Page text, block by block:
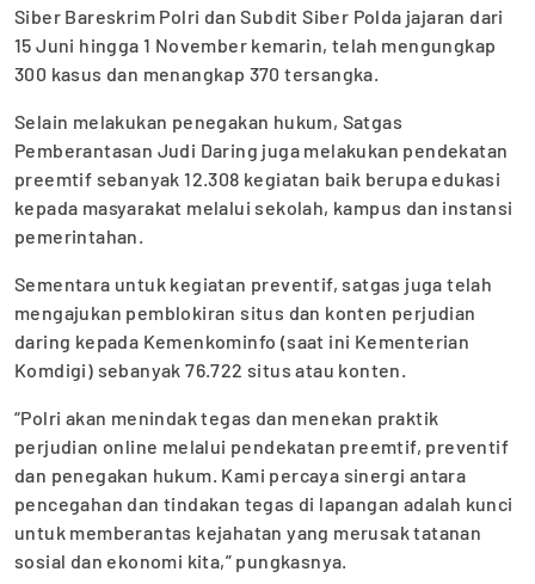
Siber Bareskrim Polri dan Subdit Siber Polda jajaran dari
15 Juni hingga 1 November kemarin, telah mengungkap
300 kasus dan menangkap 370 tersangka.
Selain melakukan penegakan hukum, Satgas
Pemberantasan Judi Daring juga melakukan pendekatan
preemtif sebanyak 12.308 kegiatan baik berupa edukasi
kepada masyarakat melalui sekolah, kampus dan instansi
pemerintahan.
Sementara untuk kegiatan preventif, satgas juga telah
mengajukan pemblokiran situs dan konten perjudian
daring kepada Kemenkominfo (saat ini Kementerian
Komdigi) sebanyak 76.722 situs atau konten.
“Polri akan menindak tegas dan menekan praktik
perjudian online melalui pendekatan preemtif, preventif
dan penegakan hukum. Kami percaya sinergi antara
pencegahan dan tindakan tegas di lapangan adalah kunci
untuk memberantas kejahatan yang merusak tatanan
sosial dan ekonomi kita,” pungkasnya.